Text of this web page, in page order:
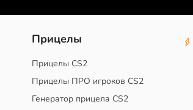
Прицелы
Прицелы CS2
Прицелы ПРО игроков CS2
Генератор прицела CS2